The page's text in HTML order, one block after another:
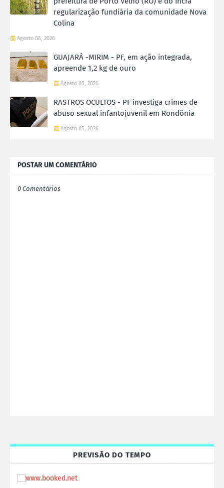
regularização fundiária da comunidade Nova
Colina
Agosto 06, 2026
GUAJARÁ -MIRIM - PF, em ação integrada,
apreende 1,2 kg de ouro
Agosto 05, 2026
RASTROS OCULTOS - PF investiga crimes de
abuso sexual infantojuvenil em Rondônia
Agosto 05, 2026
POSTAR UM COMENTÁRIO
0 Comentários
PREVISÃO DO TEMPO